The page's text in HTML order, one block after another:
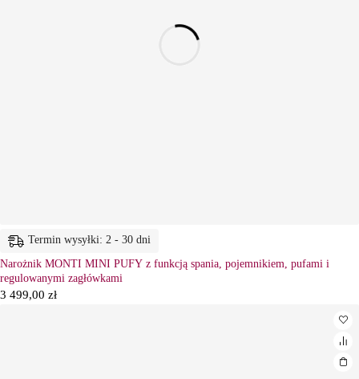
Termin wysyłki: 2 - 30 dni
Narożnik MONTI MINI PUFY z funkcją spania, pojemnikiem, pufami i
regulowanymi zagłówkami
3 499,00 zł